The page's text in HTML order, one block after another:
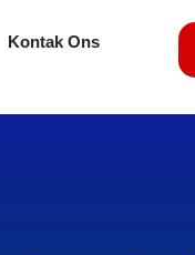
Kontak Ons